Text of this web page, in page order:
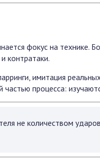
фокус на технике.
контратаки.
имитация
процесса:
не количеством